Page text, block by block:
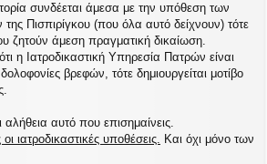
συνδέεται άμεσα με την υπόθεση των
Πισπιρίγκου (που όλα αυτό δείχνουν) τότε
ζητούν άμεση πραγματική δικαίωση.
η Ιατροδικαστική Υπηρεσία Πατρών είναι
βρεφών, τότε δημιουργείται μοτίβο
αυτό που επισημαίνεις.
ιατροδικαστικές υποθέσεις. Και όχι μόνο των